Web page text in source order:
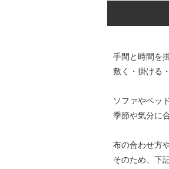
手間と時間を
敷く・掛ける
ソファやベッ
季節や気分に
布の合わせ方
そのため、下